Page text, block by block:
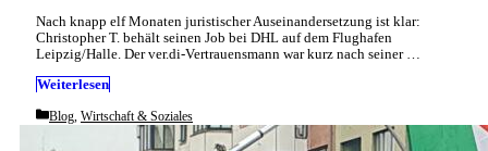
Nach knapp elf Monaten juristischer Auseinandersetzung ist klar:
Christopher T. behält seinen Job bei DHL auf dem Flughafen
Leipzig/Halle. Der ver.di-Vertrauensmann war kurz nach seiner …
Weiterlesen
Categories
Blog Wirtschaft & Soziales